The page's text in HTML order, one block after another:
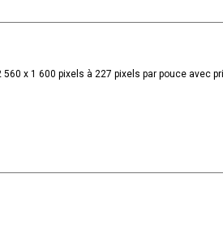
x 1 600 pixels à 227 pixels par pouce avec